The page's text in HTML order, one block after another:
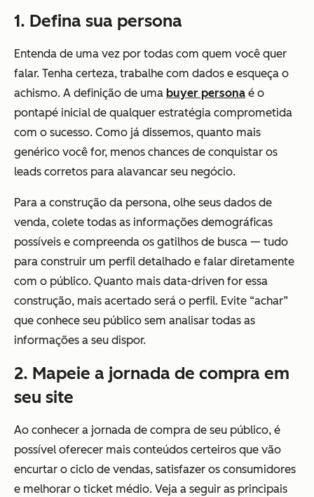
1. Defina sua persona
Entenda de uma vez por todas com quem você quer
falar. Tenha certeza, trabalhe com dados e esqueça o
achismo. A definição de uma buyer persona é o
pontapé inicial de qualquer estratégia comprometida
com o sucesso. Como já dissemos, quanto mais
genérico você for, menos chances de conquistar os
leads corretos para alavancar seu negócio.
Para a construção da persona, olhe seus dados de
venda, colete todas as informações demográficas
possíveis e compreenda os gatilhos de busca — tudo
para construir um perfil detalhado e falar diretamente
com o público. Quanto mais data-driven for essa
construção, mais acertado será o perfil. Evite “achar”
que conhece seu público sem analisar todas as
informações a seu dispor.
2. Mapeie a jornada de compra em
seu site
Ao conhecer a jornada de compra de seu público, é
possível oferecer mais conteúdos certeiros que vão
encurtar o ciclo de vendas, satisfazer os consumidores
e melhorar o ticket médio. Veja a seguir as principais